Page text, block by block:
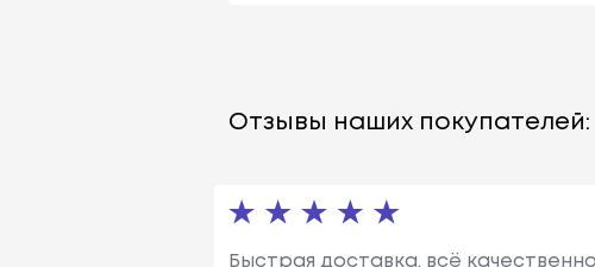
Отзывы наших покупателей:
Быстрая доставка, всё